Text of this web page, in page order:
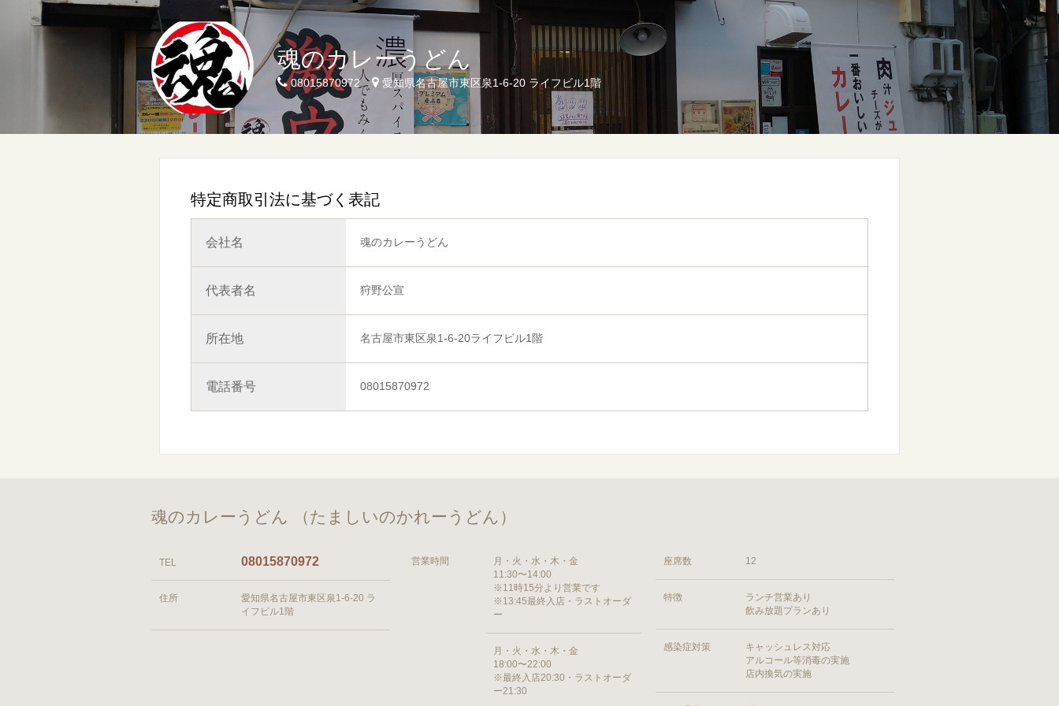
魂のカレーうどん
08015870972 愛知県名古屋市東区泉1-6-20 ライフビル1階
特定商取引法に基づく表記
会社名 魂のカレーうどん
代表者名 狩野公宣
所在地 名古屋市東区泉1-6-20ライフビル1階
電話番号 08015870972
魂のカレーうどん （たましいのかれーうどん）
TEL 08015870972
住所
愛知県名古屋市東区泉1-6-20 ラ
イフビル1階
営業時間
月・火・水・木・金
11:30〜14:00
※11時15分より営業です
※13:45最終入店・ラストオーダ
ー
月・火・水・木・金
18:00〜22:00
※最終入店20:30・ラストオーダ
ー21:30
座席数 12
特徴
ランチ営業あり
飲み放題プランあり
感染症対策
キャッシュレス対応
アルコール等消毒の実施
店内換気の実施